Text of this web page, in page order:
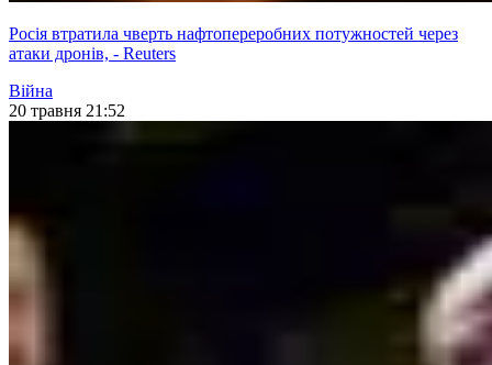
Росія втратила чверть нафтопереробних потужностей через
атаки дронів, - Reuters
Війна
20 травня 21:52